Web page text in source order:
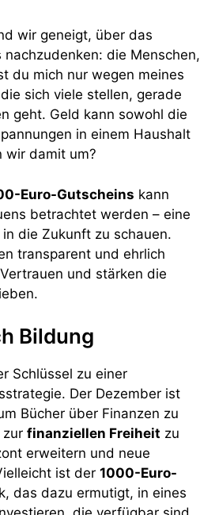
wir geneigt, über das
die Menschen,
du mich nur wegen meines
sich viele stellen, gerade
geht. Geld kann sowohl die
in einem Haushalt
wir damit um?
Euro-Gutscheins kann
betrachtet werden – eine
die Zukunft zu schauen.
transparent und ehrlich
und stärken die
Bildung
Schlüssel zu einer
Der Dezember ist
Bücher über Finanzen zu
zur finanziellen Freiheit zu
erweitern und neue
ist der 1000-Euro-
das dazu ermutigt, in eines